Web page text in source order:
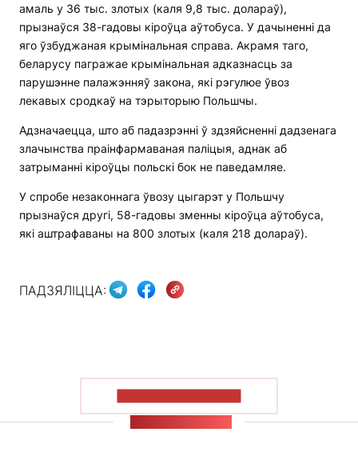
амаль у 36 тыс. злотых (каля 9,8 тыс. долараў),
прызнаўся 38-гадовы кіроўца аўтобуса. У дачыненні да
яго ўзбуджаная крымінальная справа. Акрамя таго,
беларусу пагражае крымінальная адказнасць за
парушэнне палажэнняў закона, які рэгулюе ўвоз
лекавых сродкаў на тэрыторыю Польшчы.
Адзначаецца, што аб падазрэнні ў здзяйсненні дадзенага
злачынства праінфармаваная паліцыя, аднак аб
затрыманні кіроўцы польскі бок не паведамляе.
У спробе незаконнага ўвозу цыгарэт у Польшчу
прызнаўся другі, 58-гадовы зменны кіроўца аўтобуса,
які аштрафаваны на 800 злотых (каля 218 долараў).
ПАДЗЯЛІЦЦА: